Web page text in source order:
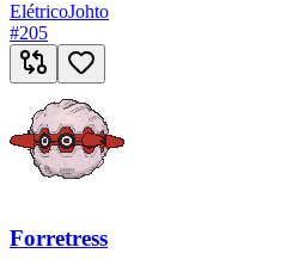
ElétricoJohto
#205
Forretress